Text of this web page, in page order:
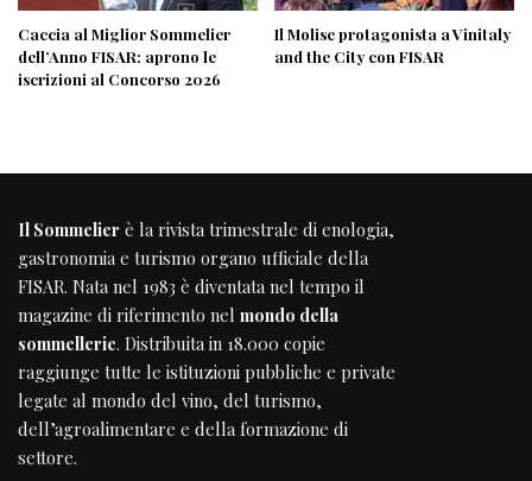
Caccia al Miglior Sommelier
dell’Anno FISAR: aprono le
iscrizioni al Concorso 2026
Il Molise protagonista a Vinitaly
and the City con FISAR
Il Sommelier è la rivista trimestrale di enologia,
gastronomia e turismo organo ufficiale della
FISAR. Nata nel 1983 è diventata nel tempo il
magazine di riferimento nel mondo della
sommellerie. Distribuita in 18.000 copie
raggiunge tutte le istituzioni pubbliche e private
legate al mondo del vino, del turismo,
dell’agroalimentare e della formazione di
settore.